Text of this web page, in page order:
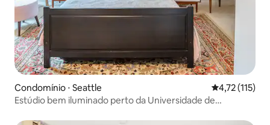
Condomínio ⋅ Seattle 4,72 de uma
4,72 (115)
Estúdio bem iluminado perto da Universidade de